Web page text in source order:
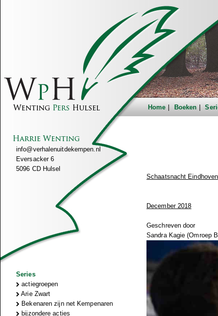
Home Boeken
info@verhalenuitdekempen.nl
Eversacker 6
5096 CD Hulsel
Series
actiegroepen
Arie Zwart
Bekenaren zijn net Kempenaren
bijzondere acties
Schaatsnacht
December 2018
Geschreven door
Sandra Kagie (Omroep